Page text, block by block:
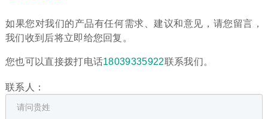
如果您对我们的产品有任何需求、建议和意见，请您留言，
我们收到后将立即给您回复。
您也可以直接拨打电话18039335922联系我们。
联系人：